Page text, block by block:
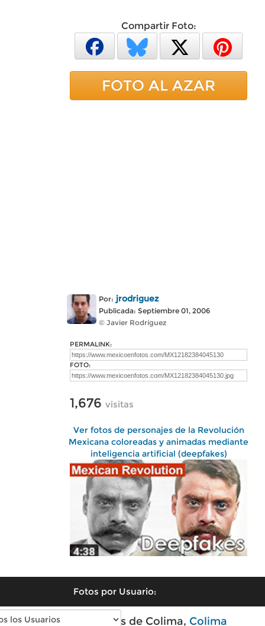
Compartir Foto:
FOTO AL AZAR
Por: jrodriguez
Publicada: Septiembre 01, 2006
© Javier Rodríguez
PERMALINK:
FOTO:
1,676 visitas
Ver fotos de personajes de la Revolución
Mexicana coloreadas y animadas mediante
inteligencia artificial (deepfakes)
Fotos por Usuario:
Fotos modernas de Colima, Colima